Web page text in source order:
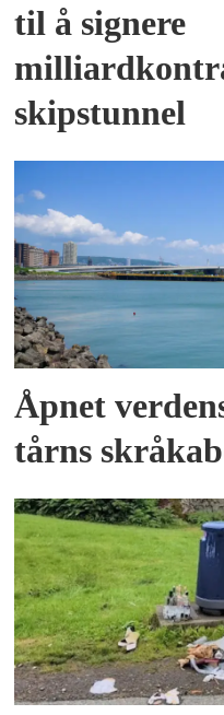
til å signere
skipstunnel
Åpnet
tårns